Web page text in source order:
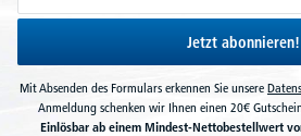
Jetzt abonnieren!
Mit Absenden des Formulars erkennen Sie unsere
Anmeldung schenken wir Ihnen einen 20€
Einlösbar ab einem Mindest-Nettobestellwert